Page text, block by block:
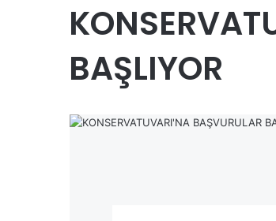
BAŞLIYOR